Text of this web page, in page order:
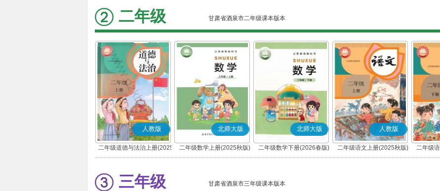
二年级 甘肃省酒泉市二年级课本版本
人教版
二年级道德与法治上册(2025
秋版)(部编版)
北师大版
二年级数学上册(2025秋版)
北师大版
二年级数学下册(2026春版)
人教版
二年级语文上册(2025秋版)
(部编版)
二年级
三年级 甘肃省酒泉市三年级课本版本